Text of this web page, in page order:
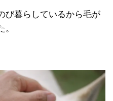
び暮らしているから毛が